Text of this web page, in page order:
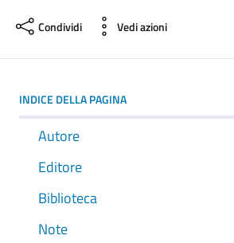
Condividi Vedi azioni
INDICE DELLA PAGINA
Autore
Editore
Biblioteca
Note